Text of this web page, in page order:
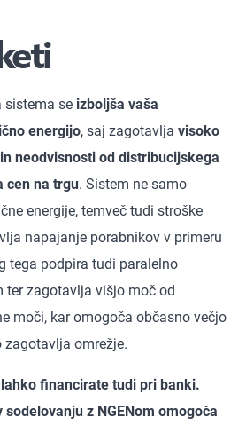
sistema se izboljša vaša
energijo, saj zagotavlja visoko
neodvisnosti od distribucijskega
cen na trgu. Sistem ne samo
energije, temveč tudi stroške
napajanje porabnikov v primeru
tega podpira tudi paralelno
ter zagotavlja višjo moč od
moči, kar omogoča občasno večjo
zagotavlja omrežje.
lahko financirate tudi pri banki.
z NGENom omogoča